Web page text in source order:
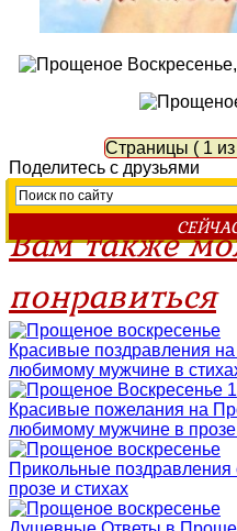
Страницы ( 1
Поделитесь с друзьями
Вам также
понравиться
Красивые поздравления
любимому мужчине в
Красивые пожелания на
любимому мужчине в прозе
Прикольные
прозе и стихах